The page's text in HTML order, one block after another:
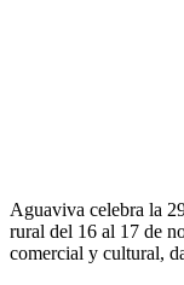
Aguaviva celebra la
rural del 16 al 17 de
comercial y cultural,